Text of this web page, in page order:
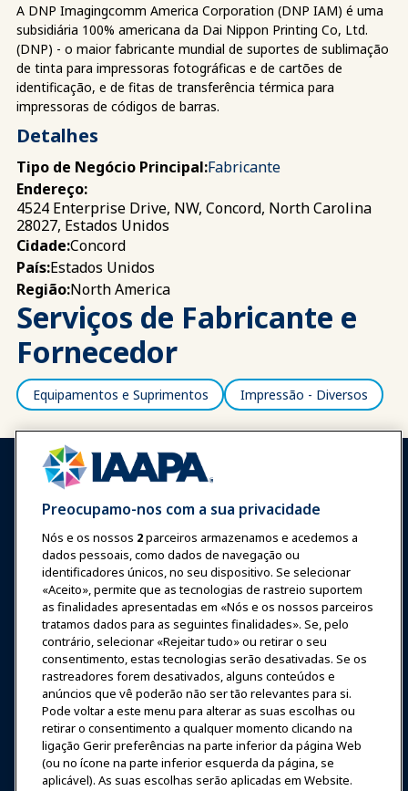
A DNP Imagingcomm America Corporation (DNP IAM) é uma
subsidiária 100% americana da Dai Nippon Printing Co, Ltd.
(DNP) - o maior fabricante mundial de suportes de sublimação
de tinta para impressoras fotográficas e de cartões de
identificação, e de fitas de transferência térmica para
impressoras de códigos de barras.
Detalhes
Tipo de Negócio Principal:Fabricante
Endereço:
4524 Enterprise Drive, NW, Concord, North Carolina
28027, Estados Unidos
Cidade:Concord
País:Estados Unidos
Região:North America
Serviços de Fabricante e
Fornecedor
Equipamentos e Suprimentos Impressão - Diversos
Entrar Junte-se Agora
Prêmios Carreiras
Contato
Expos e Eventos
Notícias & Diversão
Educação
Segurança & Proteção
Preocupamo-nos com a sua privacidade
Nós e os nossos 2parceiros armazenamos e acedemos a
dados pessoais, como dados de navegação ou
identificadores únicos, no seu dispositivo. Se selecionar
«Aceito», permite que as tecnologias de rastreio suportem
as finalidades apresentadas em «Nós e os nossos parceiros
tratamos dados para as seguintes finalidades». Se, pelo
contrário, selecionar «Rejeitar tudo» ou retirar o seu
consentimento, estas tecnologias serão desativadas. Se os
rastreadores forem desativados, alguns conteúdos e
anúncios que vê poderão não ser tão relevantes para si.
Pode voltar a este menu para alterar as suas escolhas ou
retirar o consentimento a qualquer momento clicando na
ligação Gerir preferências na parte inferior da página Web
(ou no ícone na parte inferior esquerda da página, se
aplicável). As suas escolhas serão aplicadas em Website.